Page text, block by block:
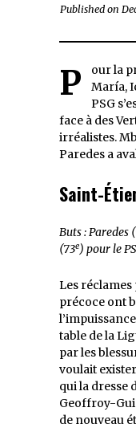
Published on
Pour la première de son Fab Four (Di
María,
PSG
face à des
irréalistes.
Paredes a
Saint-
Buts : Paredes
(73e) pour le
Les
précoce ont
table de la
par les
voulait
qui la dresse
Geoffroy-
de nouveau